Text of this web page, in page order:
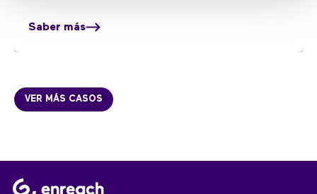
Saber más
VER MÁS CASOS